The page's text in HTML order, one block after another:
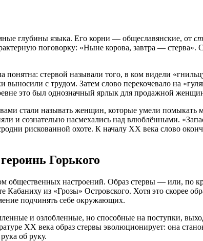
глубины языка. Его корни — общеславянские, от
поговорку: «Ныне корова, завтра — стерва».
стервой называли того, в ком видели
выносили с трудом. Затем слово перекочевало на
это был однозначный ярлык для продажной
стали называть женщин, которые умели помыкать
и сознательно насмехались над влюблёнными.
рискованной охоте. К началу XX века слово
Горького
общественных настроений. Образ стервы — или,
Кабаниху из «Грозы» Островского. Хотя это скорее
подчинять себе окружающих.
и озлобленные, но способные на поступки,
XX века образ стервы эволюционирует: она
об руку.